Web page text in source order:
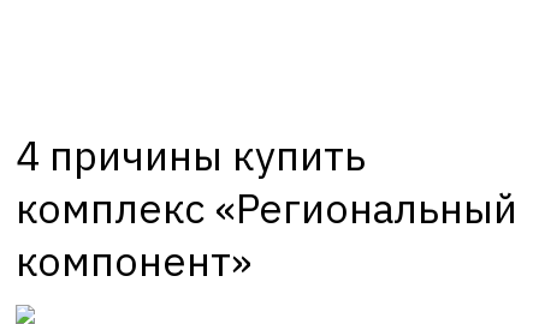
4 причины купить
комплекс «Региональный
компонент»